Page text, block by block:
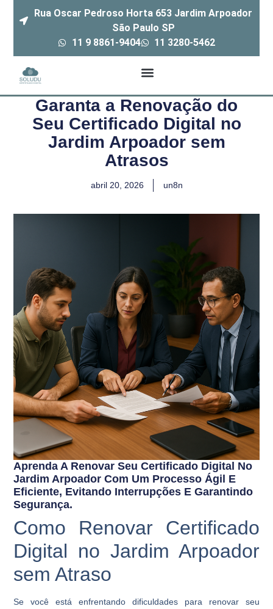
Rua Oscar Pedroso Horta 653 Jardim Arpoador
São Paulo SP
11 9 8861-9404
11 3280-5462
Garanta a Renovação do
Seu Certificado Digital no
Jardim Arpoador sem
Atrasos
abril 20, 2026 un8n
Aprenda A Renovar Seu Certificado Digital No
Jardim Arpoador Com Um Processo Ágil E
Eficiente, Evitando Interrupções E Garantindo
Segurança.
Como Renovar Certificado
Digital no Jardim Arpoador
sem Atraso
Se você está enfrentando dificuldades para renovar seu